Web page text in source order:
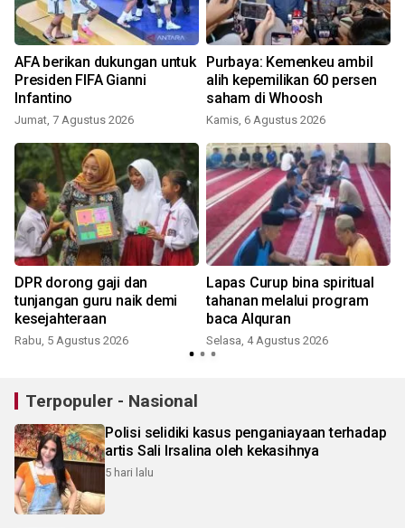
AFA berikan dukungan untuk
Presiden FIFA Gianni
Infantino
Jumat, 7 Agustus 2026
Purbaya: Kemenkeu ambil
alih kepemilikan 60 persen
saham di Whoosh
Kamis, 6 Agustus 2026
DPR dorong gaji dan
tunjangan guru naik demi
kesejahteraan
Rabu, 5 Agustus 2026
Lapas Curup bina spiritual
tahanan melalui program
baca Alquran
Selasa, 4 Agustus 2026
Terpopuler - Nasional
Polisi selidiki kasus penganiayaan terhadap
artis Sali Irsalina oleh kekasihnya
5 hari lalu